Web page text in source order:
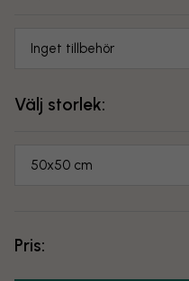
Inget tillbehör
Välj storlek:
50x50 cm
Pris: